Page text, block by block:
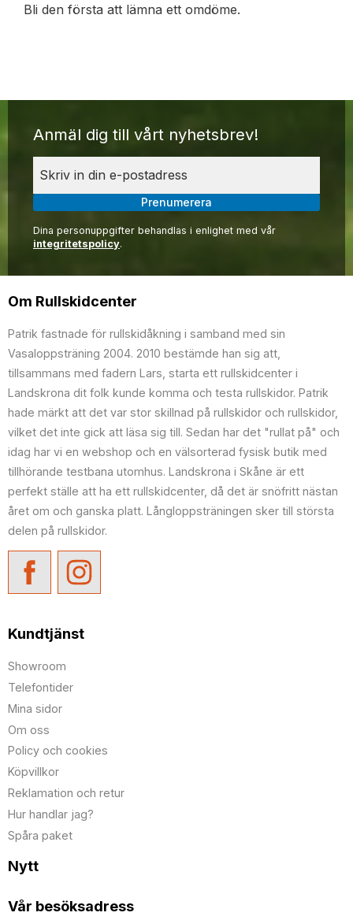
Bli den första att lämna ett omdöme.
Anmäl dig till vårt nyhetsbrev!
Prenumerera
Dina personuppgifter behandlas i enlighet med vår
integritetspolicy.
Om Rullskidcenter
Patrik fastnade för rullskidåkning i samband med sin
Vasaloppsträning 2004. 2010 bestämde han sig att,
tillsammans med fadern Lars, starta ett rullskidcenter i
Landskrona dit folk kunde komma och testa rullskidor. Patrik
hade märkt att det var stor skillnad på rullskidor och rullskidor,
vilket det inte gick att läsa sig till. Sedan har det "rullat på" och
idag har vi en webshop och en välsorterad fysisk butik med
tillhörande testbana utomhus. Landskrona i Skåne är ett
perfekt ställe att ha ett rullskidcenter, då det är snöfritt nästan
året om och ganska platt. Långloppsträningen sker till största
delen på rullskidor.
Kundtjänst
Showroom
Telefontider
Mina sidor
Om oss
Policy och cookies
Köpvillkor
Reklamation och retur
Hur handlar jag?
Spåra paket
Nytt
Vår besöksadress